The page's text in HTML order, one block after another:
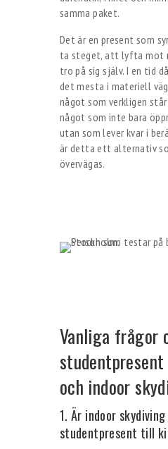
samma paket.
Det är en present som
ta steget, att lyfta mot
tro på sig själv. I en tid
det mesta i materiell
något som verkligen
något som inte bara
utan som lever kvar i
är detta ett alternativ
övervägas.
Vanliga frågor
och indoor
1. Är indoor
studentpresent till